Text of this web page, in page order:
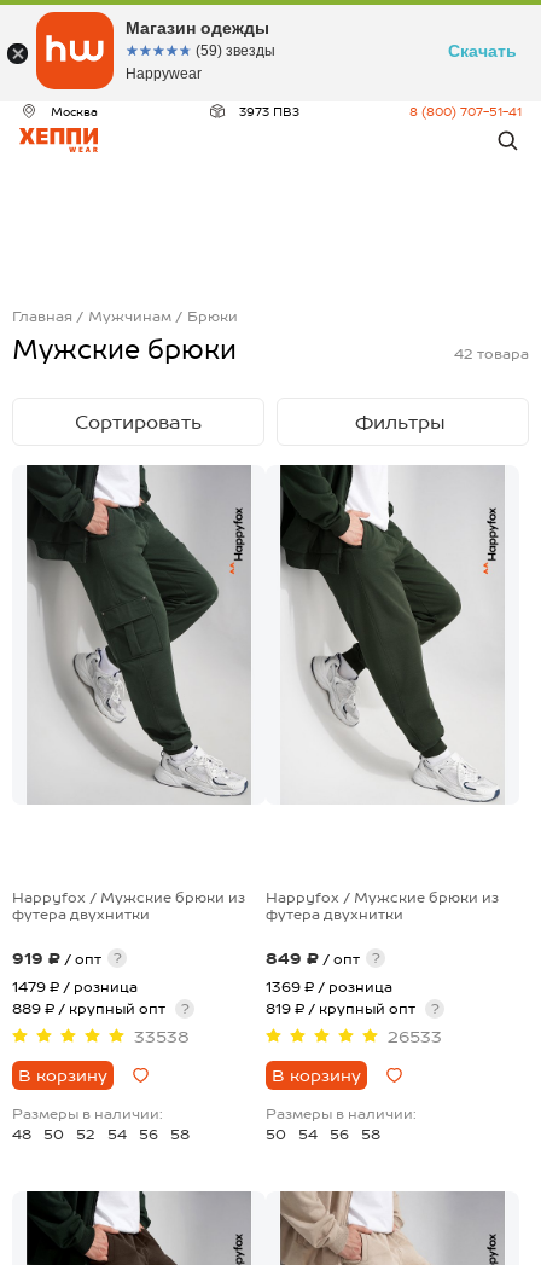
Москва 3973 ПВЗ 8 (800) 707-51-41
Главная Мужчинам Брюки
Мужские брюки 42 товара
Happyfox / Мужские брюки из
футера двухнитки
919 ₽ / опт
?
1479 ₽ / розница
889 ₽ / крупный опт
?
33538
В корзину
Размеры в наличии:
48
50 52 54 56 58
Happyfox / Мужские брюки из
футера двухнитки
849 ₽ / опт
?
1369 ₽ / розница
819 ₽ / крупный опт
?
26533
В корзину
Размеры в наличии:
50
54 56 58
Магазин одежды
☆☆☆☆☆
★★★★★ (59) звезды
Happywear
Скачать